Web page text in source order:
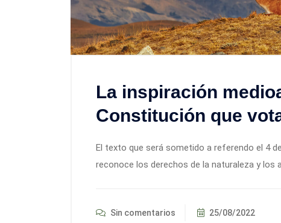
La inspiración
Constitución que
El texto que será sometido a referendo el 4
reconoce los derechos de la naturaleza y los
Sin comentarios 25/08/2022